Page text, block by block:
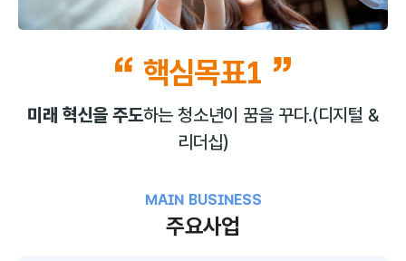
핵심목표1
미래 혁신을 주도하는 청소년이 꿈을 꾸다.(디지털 &
리더십)
MAIN BUSINESS
주요사업